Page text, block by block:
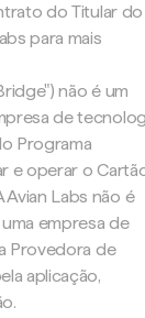
do Titular do
para mais
não é um
de
Programa
e operar o
Avian Labs não é
empresa de
Provedora de
aplicação,